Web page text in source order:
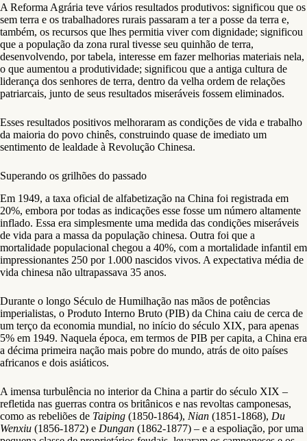
A Reforma Agrária teve vários resultados produtivos: significou que os
sem terra e os trabalhadores rurais passaram a ter a posse da terra e,
também, os recursos que lhes permitia viver com dignidade; significou
que a população da zona rural tivesse seu quinhão de terra,
desenvolvendo, por tabela, interesse em fazer melhorias materiais nela,
o que aumentou a produtividade; significou que a antiga cultura de
liderança dos senhores de terra, dentro da velha ordem de relações
patriarcais, junto de seus resultados miseráveis ​​fossem eliminados.
Esses resultados positivos melhoraram as condições de vida e trabalho
da maioria do povo chinês, construindo quase de imediato um
sentimento de lealdade à Revolução Chinesa.
Superando os grilhões do passado
Em 1949, a taxa oficial de alfabetização na China foi registrada em
20%, embora por todas as indicações esse fosse um número altamente
inflado. Essa era simplesmente uma medida das condições miseráveis ​​
de vida para a massa da população chinesa. Outra foi que a
mortalidade populacional chegou a 40%, com a mortalidade infantil em
impressionantes 250 por 1.000 nascidos vivos. A expectativa média de
vida chinesa não ultrapassava 35 anos.
Durante o longo Século de Humilhação nas mãos de potências
imperialistas, o Produto Interno Bruto (PIB) da China caiu de cerca de
um terço da economia mundial, no início do século XIX, para apenas
5% em 1949. Naquela época, em termos de PIB per capita, a China era
a décima primeira nação mais pobre do mundo, atrás de oito países
africanos e dois asiáticos.
A imensa turbulência no interior da China a partir do século XIX –
refletida nas guerras contra os britânicos e nas revoltas camponesas,
como as rebeliões de Taiping (1850-1864), Nian (1851-1868), Du
Wenxiu (1856-1872) e Dungan (1862-1877) – e a espoliação, por uma